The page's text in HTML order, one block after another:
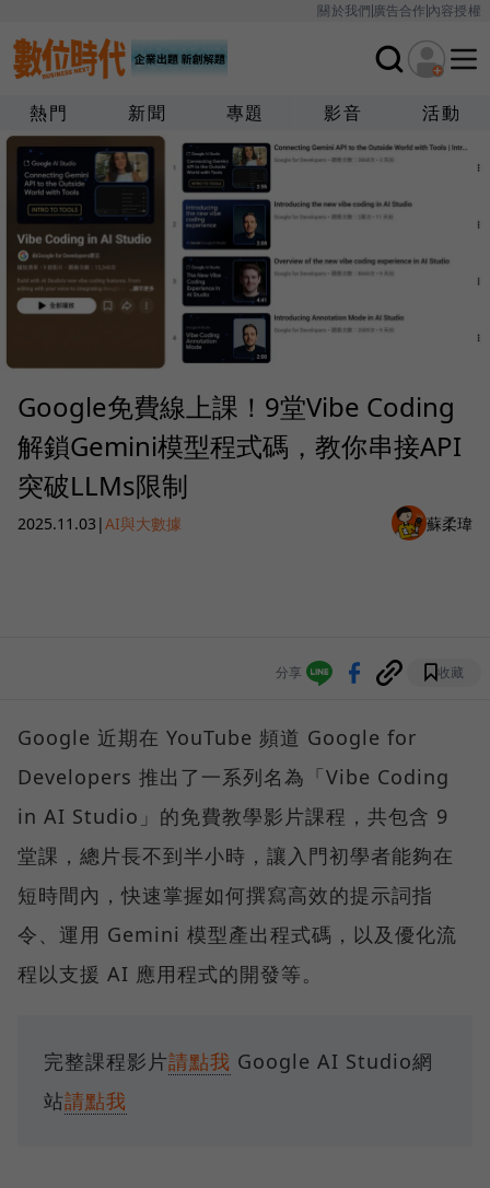
關於我們廣告合作內容授權
熱門 新聞 專題 影音 活動
Google免費線上課！9堂Vibe Coding
解鎖Gemini模型程式碼，教你串接API
突破LLMs限制
2025.11.03 |AI與大數據 蘇柔瑋
分享 收藏
Google 近期在 YouTube 頻道 Google for
Developers 推出了一系列名為「Vibe Coding
in AI Studio」的免費教學影片課程，共包含 9
堂課，總片長不到半小時，讓入門初學者能夠在
短時間內，快速掌握如何撰寫高效的提示詞指
令、運用 Gemini 模型產出程式碼，以及優化流
程以支援 AI 應用程式的開發等。
完整課程影片請點我 Google AI Studio網
站請點我